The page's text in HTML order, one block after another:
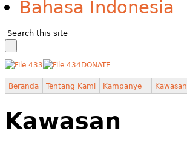
Bahasa Indonesia
DONATE
Beranda Tentang Kami Kampanye Kawasan
Kawasan